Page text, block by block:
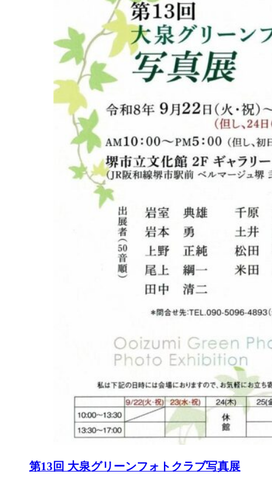
第13回 大泉グリーンフォトクラブ写真展